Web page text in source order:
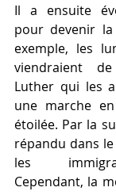
Il a ensuite
pour devenir
exemple, les
viendraient
Luther qui les
une marche
étoilée. Par la
répandu dans
les
Cependant, la